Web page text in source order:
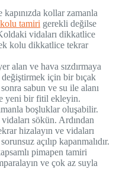
kapınızda kollar zamanla
tamiri gerekli değilse
vidaları dikkatlice
kolu dikkatlice tekrar
alan ve hava sızdırmaya
için bir bıçak
sabun ve su ile alanı
yeni bir fitil ekleyin.
boşluklar oluşabilir.
sökün. Ardından
hizalayın ve vidaları
açılıp kapanmalıdır.
pimapen tamiri
ve çok az suyla